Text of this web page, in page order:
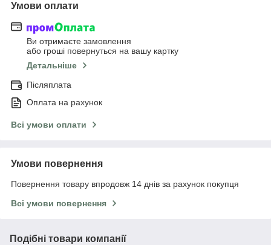
Умови оплати
Ви отримаєте замовлення
або гроші повернуться на вашу картку
Детальніше
Післяплата
Оплата на рахунок
Всі умови оплати
Умови повернення
Повернення товару впродовж 14 днів за рахунок покупця
Всі умови повернення
Подібні товари компанії